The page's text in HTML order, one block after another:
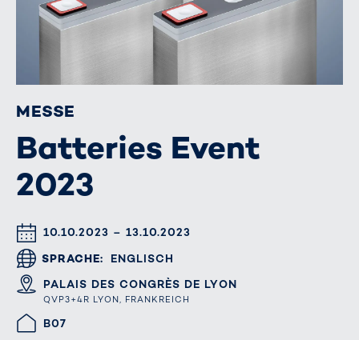
MESSE
Batteries Event
2023
DATUM & UHRZEIT
10.10.2023 – 13.10.2023
SPRACHE
ENGLISCH
ORT
PALAIS DES CONGRÈS DE LYON
QVP3+4R LYON, FRANKREICH
HALLE/STAND
B07